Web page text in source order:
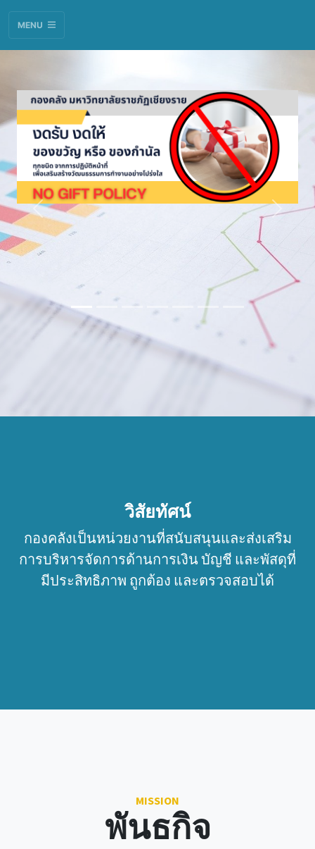
MENU
Previous Next
วิสัยทัศน์
กองคลังเป็นหน่วยงานที่สนับสนุนและส่งเสริม
การบริหารจัดการด้านการเงิน บัญชี และพัสดุที่
มีประสิทธิภาพ ถูกต้อง และตรวจสอบได้
MISSION
พันธกิจ